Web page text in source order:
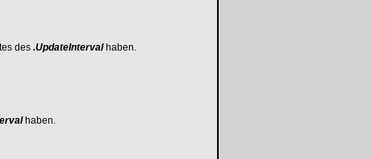
des.UpdateIntervalhaben.
haben.